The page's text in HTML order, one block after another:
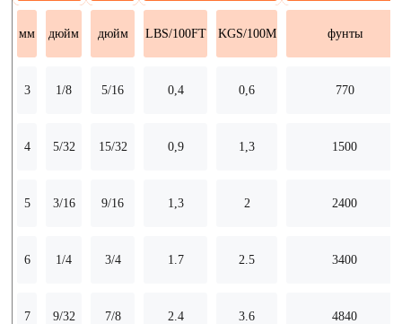
мм дюйм дюйм LBS/100FT KGS/100M фунты
3 1/8 5/16 0,4 0,6 770
4 5/32 15/32 0,9 1,3 1500
5 3/16 9/16 1,3 2 2400
6 1/4 3/4 1.7 2.5 3400
7 9/32 7/8 2.4 3.6 4840